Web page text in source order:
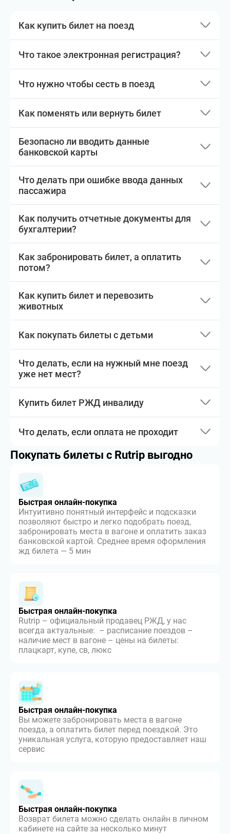
Как купить билет на поезд
Что такое электронная регистрация?
Что нужно чтобы сесть в поезд
Как поменять или вернуть билет
Безопасно ли вводить данные
банковской карты
Что делать при ошибке ввода данных
пассажира
Как получить отчетные документы для
бухгалтерии?
Как забронировать билет, а оплатить
потом?
Как купить билет и перевозить
животных
Как покупать билеты с детьми
Что делать, если на нужный мне поезд
уже нет мест?
Купить билет РЖД инвалиду
Что делать, если оплата не проходит
Покупать билеты с Rutrip выгодно
Быстрая онлайн-покупка
Интуитивно понятный интерфейс и подсказки
позволяют быстро и легко подобрать поезд,
забронировать места в вагоне и оплатить заказ
банковской картой. Среднее время оформления
жд билета — 5 мин
Быстрая онлайн-покупка
Rutrip – официальный продавец РЖД, у нас
всегда актуальные: – расписание поездов –
наличие мест в вагоне – цены на билеты:
плацкарт, купе, св, люкс
Быстрая онлайн-покупка
Вы можете забронировать места в вагоне
поезда, а оплатить билет перед поездкой. Это
уникальная услуга, которую предоставляет наш
сервис
Быстрая онлайн-покупка
Возврат билета можно сделать онлайн в личном
кабинете на сайте за несколько минут